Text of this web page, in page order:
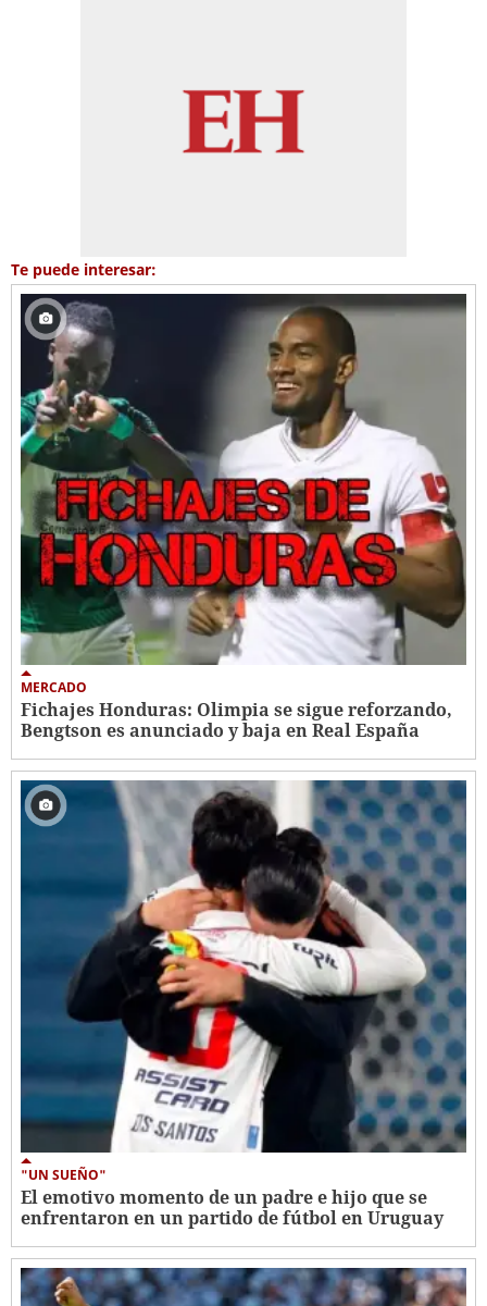
Te puede interesar:
MERCADO
Fichajes Honduras: Olimpia se sigue reforzando,
Bengtson es anunciado y baja en Real España
"UN SUEÑO"
El emotivo momento de un padre e hijo que se
enfrentaron en un partido de fútbol en Uruguay